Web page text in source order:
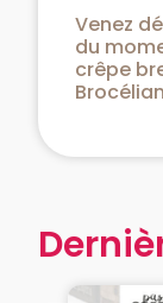
Venez
du
crêpe